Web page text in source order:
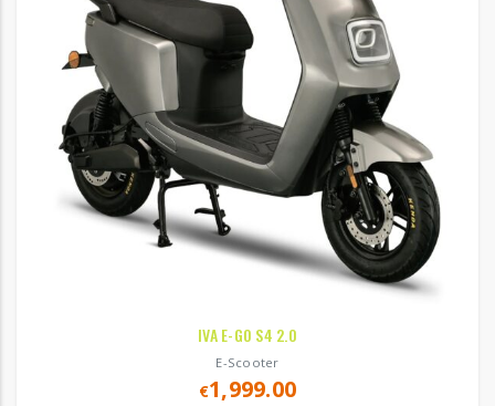
IVA E-GO S4 2.0
E-Scooter
€1,999.00